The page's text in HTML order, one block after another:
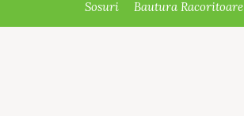
Sosuri Bautura Racoritoare